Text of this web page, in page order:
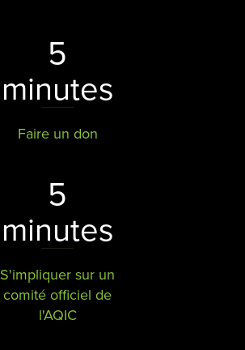
5
minutes
Faire un don
5
minutes
S'impliquer sur un
comité officiel de
l'AQIC